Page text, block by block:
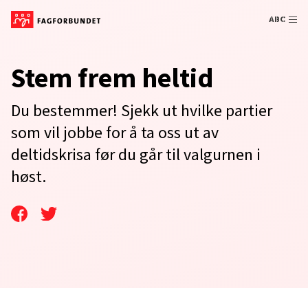
ABC
Stem frem heltid
Du bestemmer! Sjekk ut hvilke partier
som vil jobbe for å ta oss ut av
deltidskrisa før du går til valgurnen i
høst.